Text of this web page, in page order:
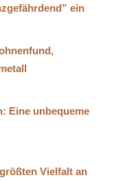
ein
Eine unbequeme
Vielfalt an